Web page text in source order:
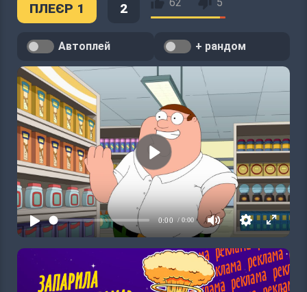
ПЛЕЄР 1 2
Автоплей + рандом